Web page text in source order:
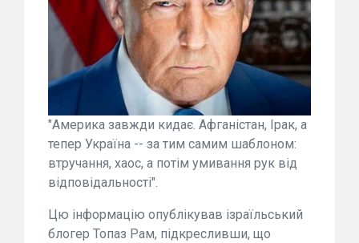
"Америка завжди кидає. Афганістан, Ірак, а
тепер Україна -- за тим самим шаблоном:
втручання, хаос, а потім умивання рук від
відповідальності".
Цю інформацію опублікував ізраїльський
блогер Топаз Рам, підкресливши, що